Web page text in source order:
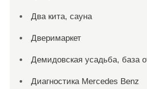
Два кита, сауна
Дверимаркет
Демидовская усадьба, база
Диагностика Mercedes Benz